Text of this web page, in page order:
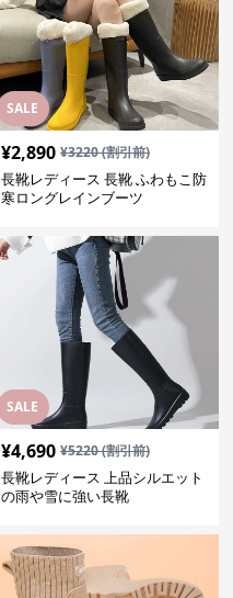
SALE
¥2,890 ¥3220(割引前)
長靴レディース 長靴 ふわもこ防
寒ロングレインブーツ
SALE
¥4,690 ¥5220(割引前)
長靴レディース 上品シルエット
の雨や雪に強い長靴